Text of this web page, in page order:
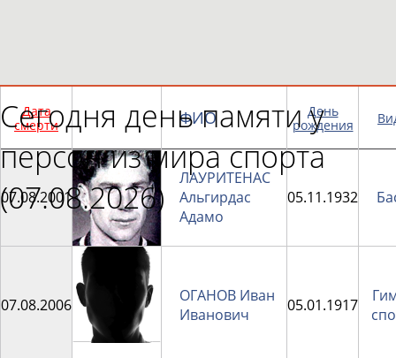
Сегодня день памяти у
персон из мира спорта
(07.08.2026)
Дата
смерти
ФИО
День
рождения
07.08.2001
ЛАУРИТЕНАС
Альгирдас
Адамо
05.11.1932
07.08.2006
ОГАНОВ Иван
Иванович
05.01.1917